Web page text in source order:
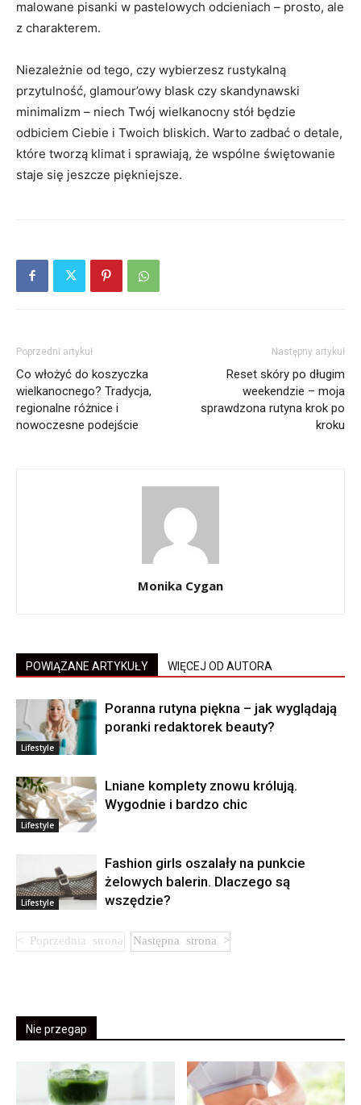
malowane pisanki w pastelowych odcieniach – prosto, ale
z charakterem.
Niezależnie od tego, czy wybierzesz rustykalną
przytulność, glamour’owy blask czy skandynawski
minimalizm – niech Twój wielkanocny stół będzie
odbiciem Ciebie i Twoich bliskich. Warto zadbać o detale,
które tworzą klimat i sprawiają, że wspólne świętowanie
staje się jeszcze piękniejsze.
Poprzedni artykuł
Co włożyć do koszyczka
wielkanocnego? Tradycja,
regionalne różnice i
nowoczesne podejście
Następny artykuł
Reset skóry po długim
weekendzie – moja
sprawdzona rutyna krok po
kroku
Monika Cygan
POWIĄZANE ARTYKUŁY WIĘCEJ OD AUTORA
Lifestyle
Poranna rutyna piękna – jak wyglądają
poranki redaktorek beauty?
Lifestyle
Lniane komplety znowu królują.
Wygodnie i bardzo chic
Lifestyle
Fashion girls oszalały na punkcie
żelowych balerin. Dlaczego są
wszędzie?
Nie przegap